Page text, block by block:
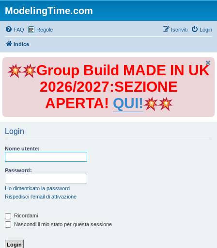
ModelingTime.com
FAQ Regole Login
Iscriviti
Indice
Group Build MADE IN UK
2026/2027:SEZIONE
APERTA! QUI!
Login
Nome utente:
Password:
Ho dimenticato la password
Rispedisci l’email di attivazione
Ricordami
Nascondi il mio stato per questa sessione